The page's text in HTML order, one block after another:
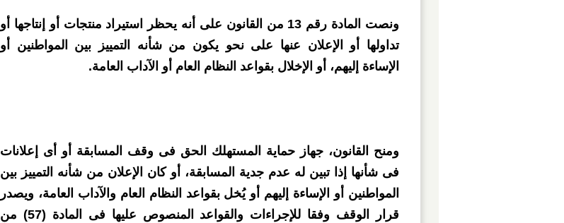
ونصت المادة رقم 13 من القانون على أنه يحظر استيراد منتجات أو إنتاجها أو
تداولها أو الإعلان عنها على نحو يكون من شأنه التمييز بين المواطنين أو
الإساءة إليهم، أو الإخلال بقواعد النظام العام أو الآداب العامة.
ومنح القانون، جهاز حماية المستهلك الحق فى وقف المسابقة أو أى إعلانات
فى شأنها إذا تبين له عدم جدية المسابقة، أو كان الإعلان من شأنه التمييز بين
المواطنين أو الإساءة إليهم أو يُخل بقواعد النظام العام والآداب العامة، ويصدر
قرار الوقف وفقا للإجراءات والقواعد المنصوص عليها فى المادة (57) من